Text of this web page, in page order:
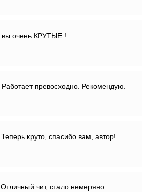
вы очень КРУТЫЕ !
Работает превосходно. Рекомендую.
Теперь круто, спасибо вам, автор!
Отличный чит, стало немеряно